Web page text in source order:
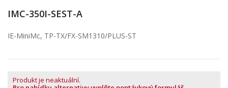
IMC-350I-SEST-A
IE-MiniMc, TP-TX/FX-SM1310/PLUS-ST
Produkt je neaktuální.